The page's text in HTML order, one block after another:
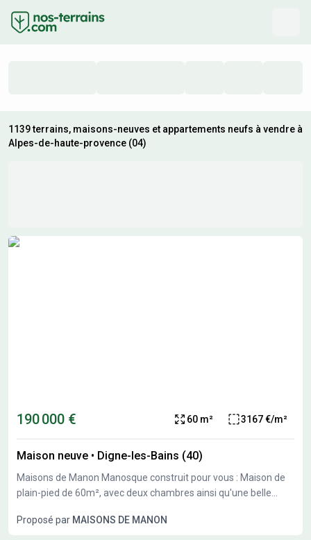
1139 terrains, maisons-neuves et appartements neufs à vendre à
Alpes-de-haute-provence (04)
Résultats de recherche
190 000 € 60 m² 3167 €/m²
Maison neuve • Digne-les-Bains (40)
Maisons de Manon Manosque construit pour vous : Maison de
plain-pied de 60m², avec deux chambres ainsi qu'une belle
sa belle exposition et répondant à la Règlementation
Proposé par MAISONS DE MANON